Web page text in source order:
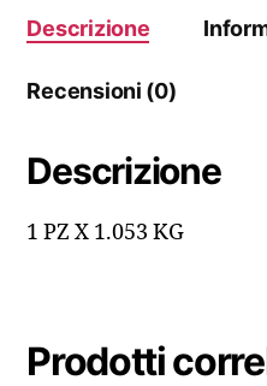
Descrizione
Recensioni (0)
Descrizione
1 PZ X 1.053 KG
Prodotti